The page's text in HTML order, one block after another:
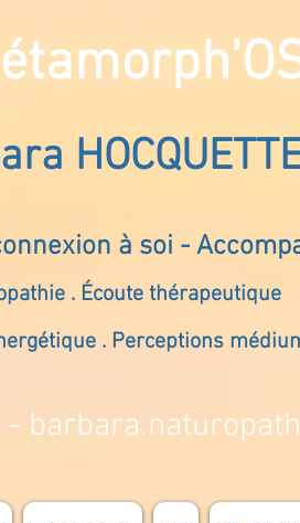
à soi -
. Écoute thérapeutique
. Perceptions
-